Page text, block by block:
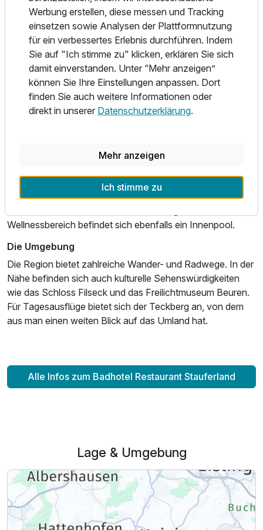
2 Erwachsene
Für 5 Tage p.P. ab434,00 €
2 Erwachsene
den Kategorien Economy, Comfort, Comfort Plus und
Superior lassen sich erholsame Tage verbringen. Die
Zimmer verfügen über kostenfreies W-Lan. Teilweise sind
die Zimmer mit einem Balkon ausgestattet.
Essen und Trinken
Das Badhotel Stauferland bietet eine regionale und
saisonale Küche mit schwäbischen Klassikern und
modernen Gerichten. Die Terrasse lädt zum Genießen in
Lassen Sie den Alltag hinter sich und entspannen Sie im
Wellnessbereich mit einer wohltuenden Massage oder
Wellnessbereich befindet sich ebenfalls ein Innenpool.
Die Umgebung
Die Region bietet zahlreiche Wander- und Radwege. In der
Nähe befinden sich auch kulturelle Sehenswürdigkeiten
wie das Schloss Filseck und das Freilichtmuseum Beuren.
Für Tagesausflüge bietet sich der Teckberg an, von dem
aus man einen weiten Blick auf das Umland hat.
Alle Infos zum Badhotel Restaurant Stauferland
Lage & Umgebung
Werbung erstellen, diese messen und Tracking
einsetzen sowie Analysen der Plattformnutzung
für ein verbessertes Erlebnis durchführen. Indem
Sie auf "Ich stimme zu" klicken, erklären Sie sich
damit einverstanden. Unter “Mehr anzeigen”
können Sie Ihre Einstellungen anpassen. Dort
finden Sie auch weitere Informationen oder
direkt in unserer Datenschutzerklärung.
Mehr anzeigen
Ich stimme zu